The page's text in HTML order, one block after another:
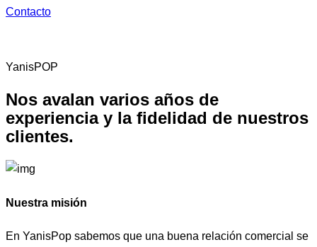
Contacto
YanisPOP
Nos avalan varios años de
experiencia y la fidelidad de nuestros
clientes.
Nuestra misión
En YanisPop sabemos que una buena relación comercial se